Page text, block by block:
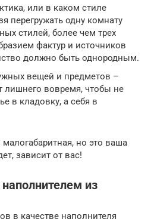
или в каком стиле
перегружать одну комнату
стилей, более чем трех
фактур и источников
должно быть однородным.
вещей и предметов –
лишнего вовремя, чтобы не
в кладовку, а себя в
но это ваша
зависит от вас!
из
в качестве наполнителя